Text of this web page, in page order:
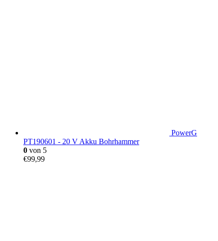
PowerG
PT190601 - 20 V Akku Bohrhammer
0 von 5
€99,99